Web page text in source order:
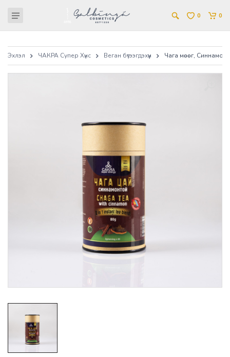
0 0
Эхлэл ЧАКРА Супер Хүнс Веган бүтээгдэхүүн Чага мөөг,